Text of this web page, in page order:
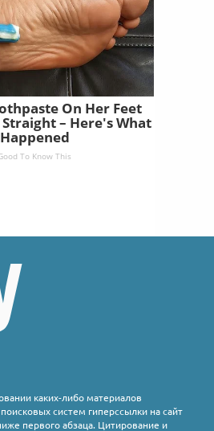
On Her Feet
– Here's What
Happened
To Know This
каких-либо материалов
систем гиперссылки на сайт
первого абзаца. Цитирование и